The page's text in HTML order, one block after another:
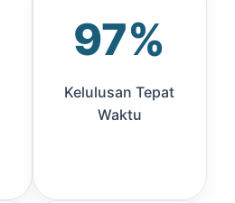
97%
Kelulusan Tepat
Waktu